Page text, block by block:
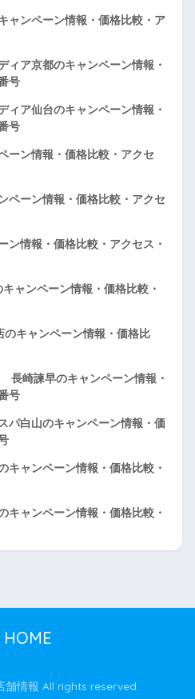
ャンペーン情報・価格比較・ア
ア京都のキャンペーン情報・
号
ア仙台のキャンペーン情報・
号
ーン情報・価格比較・アクセ
ーン情報・価格比較・アクセ
情報・価格比較・アクセス・
ャンペーン情報・価格比較・
キャンペーン情報・価格比
崎諫早のキャンペーン情報・
号
白山のキャンペーン情報・価
ャンペーン情報・価格比較・
ャンペーン情報・価格比較・
舗情報 All rights reserved.